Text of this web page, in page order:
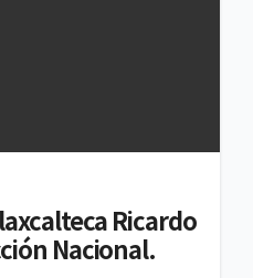
Ricardo
Nacional.